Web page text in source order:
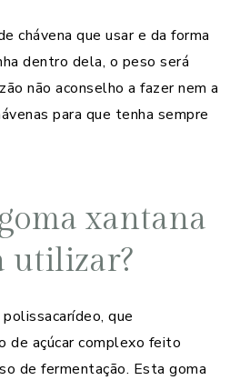
chávena que usar e da forma
dentro dela, o peso será
não aconselho a fazer nem a
para que tenha sempre
xantana
utilizar?
que
de açúcar complexo feito
de fermentação. Esta goma